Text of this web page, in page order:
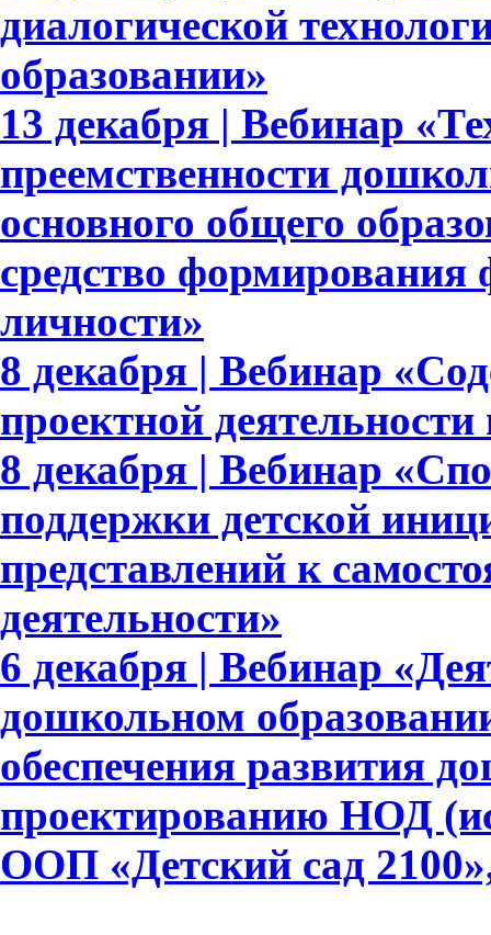
диалогической
образовании»
13 декабря | Вебинар
преемственности
основного общего
средство
личности»
8 декабря | Вебинар
проектной
8 декабря | Вебинар
поддержки детской
представлений к
деятельности»
6 декабря | Вебинар
дошкольном
обеспечения развития
проектированию НОД
ООП «Детский сад